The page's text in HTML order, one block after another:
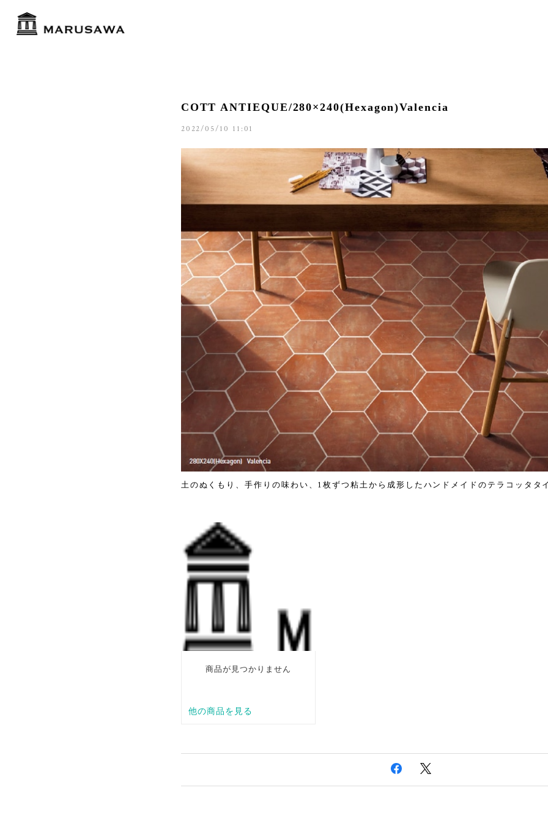
COTT ANTIEQUE/280×240(Hexagon)Valencia
2022/05/10 11:01
土のぬくもり、手作りの味わい、1枚ずつ粘土から成形したハンドメイドのテラコッタタ